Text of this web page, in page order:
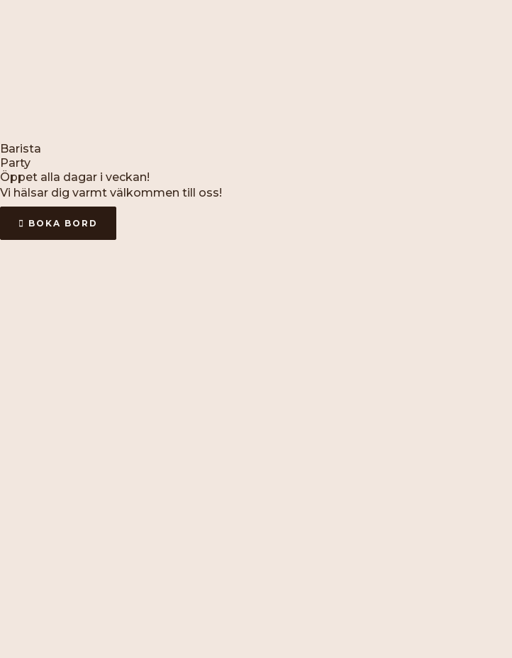
Barista
Party
Öppet alla dagar i veckan!
Vi hälsar dig varmt välkommen till oss!
BOKA BORD